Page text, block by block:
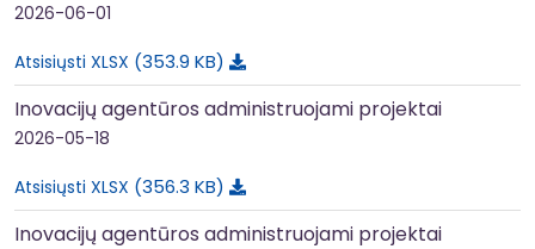
2026-06-01
Atsisiųsti XLSX 353.9 KB
Inovacijų agentūros administruojami projektai
2026-05-18
Atsisiųsti XLSX 356.3 KB
Inovacijų agentūros administruojami projektai